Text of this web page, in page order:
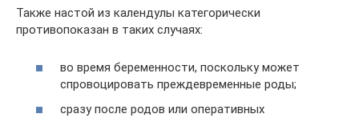
Также настой из календулы категорически
противопоказан в таких случаях:
во время беременности, поскольку может
спровоцировать преждевременные роды;
сразу после родов или оперативных